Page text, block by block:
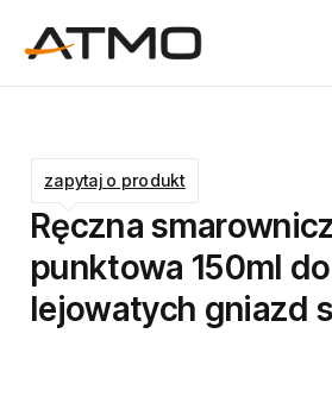
Ręczna
punktowa 150ml do
lejowatych gniazd
zapytaj o produkt